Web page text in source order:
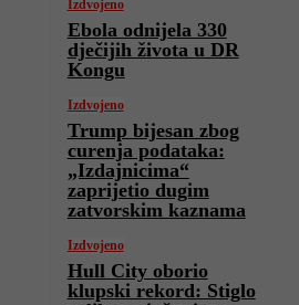
Izdvojeno
Ebola odnijela 330
dječijih života u DR
Kongu
Izdvojeno
Trump bijesan zbog
curenja podataka:
„Izdajnicima“
zaprijetio dugim
zatvorskim kaznama
Izdvojeno
Hull City oborio
klupski rekord: Stiglo